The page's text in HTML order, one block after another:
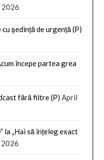
2026
ședință de urgență (P)
începe partea grea
fără filtre (P) April
la „Hai să înțeleg exact
2026